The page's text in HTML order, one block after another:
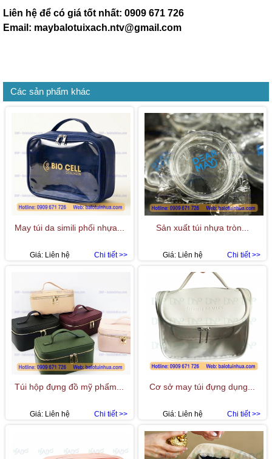
Liên hệ để có giá tốt nhất: 0909 671 726
Email: maybalotuixach.ntv@gmail.com
Các sản phẩm khác
May túi da simili phối nhựa...
Chi tiết >>
Giá: Liên hệ
Sản xuất túi nhựa tròn...
Chi tiết >>
Giá: Liên hệ
Túi hộp đựng đồ mỹ phẩm...
Chi tiết >>
Giá: Liên hệ
Cơ sở may túi đựng dụng...
Chi tiết >>
Giá: Liên hệ